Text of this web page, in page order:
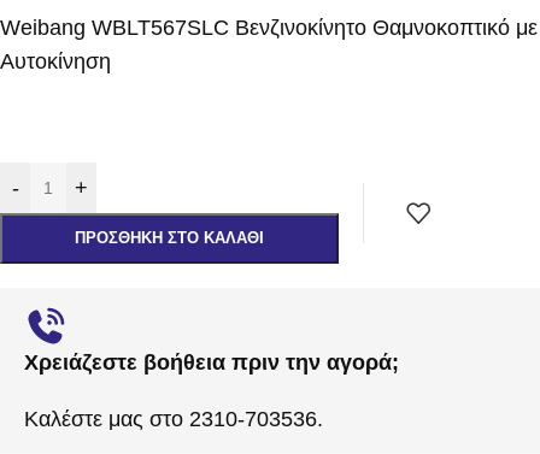
Weibang WBLT567SLC Βενζινοκίνητο Θαμνοκοπτικό με
Aυτοκίνηση
- +
ΠΡΟΣΘΉΚΗ ΣΤΟ ΚΑΛΆΘΙ
Χρειάζεστε βοήθεια πριν την αγορά;
Καλέστε μας στο 2310-703536.